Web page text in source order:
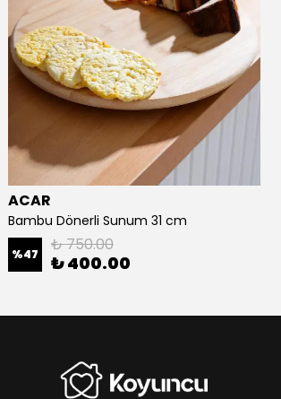
ACAR
Bambu Dönerli Sunum 31 cm
%47 ₺ 750.00
₺ 400.00